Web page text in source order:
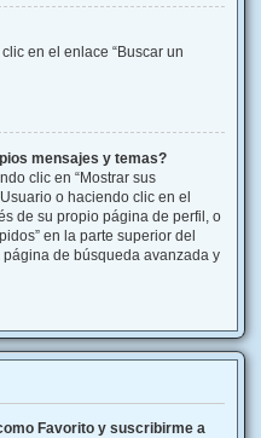
en el enlace “Buscar un
mensajes y temas?
clic en “Mostrar sus
o haciendo clic en el
de su propio página de perfil, o
en la parte superior del
de búsqueda avanzada y
Favorito y suscribirme a